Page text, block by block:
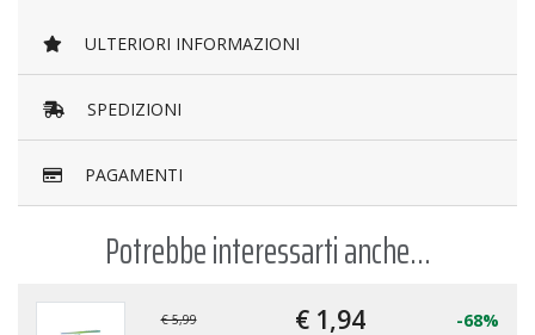
ULTERIORI INFORMAZIONI
SPEDIZIONI
PAGAMENTI
Potrebbe interessarti anche...
€ 1,94 -68%